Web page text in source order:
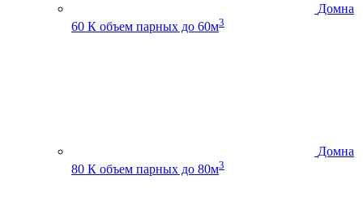
Домна
60 К объем парных до 60м3
Домна
80 К объем парных до 80м3